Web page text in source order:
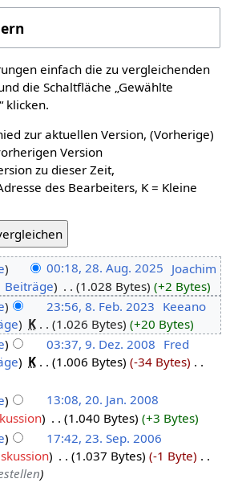
einfach die zu vergleichenden
die Schaltfläche „Gewählte
klicken.
zur aktuellen Version, (Vorherige)
Version
zu dieser Zeit,
des Bearbeiters, K = Kleine
00:18, 28. Aug. 2025 Joachim
Beiträge 1.028 Bytes
+2 Bytes
23:56, 8. Feb. 2023 Keeano
K 1.026 Bytes
+20 Bytes
03:37, 9. Dez. 2008 Fred
K 1.006 Bytes -34 Bytes
13:08, 20. Jan. 2008
1.040 Bytes
+3 Bytes
17:42, 23. Sep. 2006
1.037 Bytes -1 Byte